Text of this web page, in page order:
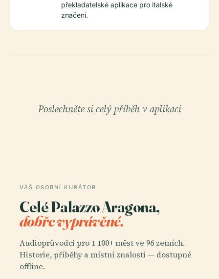
překladatelské aplikace pro italské
značení.
Poslechněte si celý příběh v aplikaci
VÁŠ OSOBNÍ KURÁTOR
Celé Palazzo Aragona,
dobře vyprávěné.
Audioprůvodci pro 1 100+ měst ve 96 zemích.
Historie, příběhy a místní znalosti — dostupné
offline.